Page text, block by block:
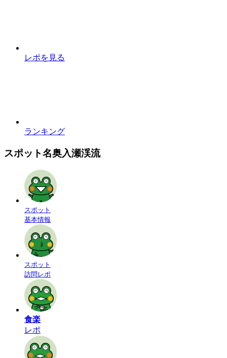
レポを見る
ランキング
スポット名奥入瀬渓流
スポット
基本情報
スポット
訪問レポ
食楽
レポ